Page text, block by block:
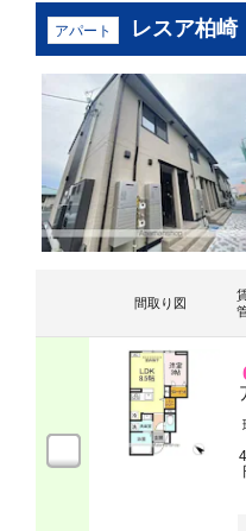
アパート レスア柏崎
間取り図